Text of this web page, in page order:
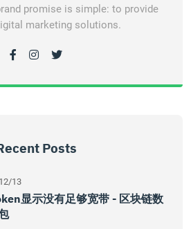
promise is simple: to provide
marketing solutions.
Posts
13
显示没有足够宽带 - 区块链数